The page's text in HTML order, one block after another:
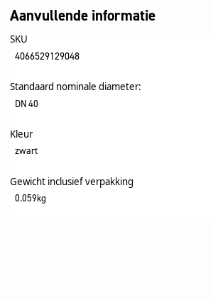
Aanvullende informatie
SKU
4066529129048
Standaard nominale diameter:
DN 40
Kleur
zwart
Gewicht inclusief verpakking
0.059kg